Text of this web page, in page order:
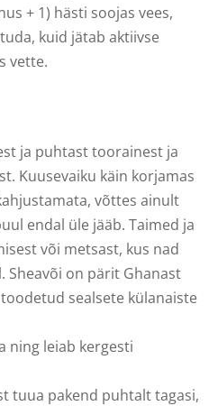
+ 1) hästi soojas vees,
kuid jätab aktiivse
vette.
ja puhtast toorainest ja
Kuusevaiku käin korjamas
võttes ainult
endal üle jääb. Taimed ja
või metsast, kus nad
Sheavõi on pärit Ghanast
sealsete külanaiste
ning leiab kergesti
tuua pakend puhtalt tagasi,